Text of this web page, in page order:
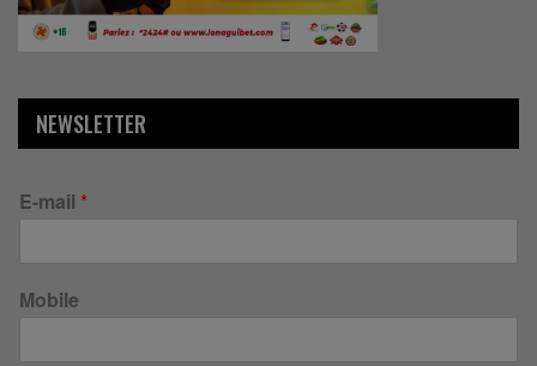
NEWSLETTER
E-mail *
Mobile